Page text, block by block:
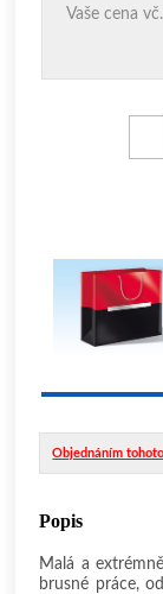
Vaše cena
Objednáním
Popis
Malá a
brusné práce,